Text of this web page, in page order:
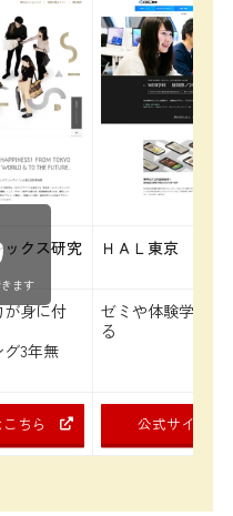
クス研究
ＨＡＬ東京
身に付
3年無
ゼミや体験学習が
る
ちら 公式サイトは
ます